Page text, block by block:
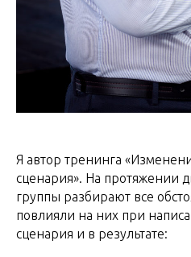
Я автор тренинга
сценария». На протяжении
группы разбирают все
повлияли на них при
сценария и в результате: